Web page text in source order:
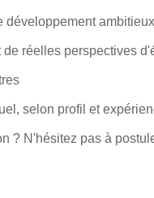
réelles perspectives
selon profil et
? N'hésitez pas à